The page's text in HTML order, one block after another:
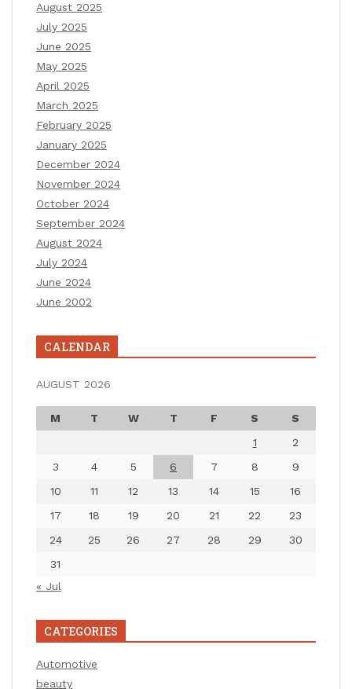
August 2025
July 2025
June 2025
May 2025
April 2025
March 2025
February 2025
January 2025
December 2024
November 2024
October 2024
September 2024
August 2024
July 2024
June 2024
June 2002
CALENDAR
AUGUST 2026
M T W T F S
S
1
2
3
4 5 6 7 8
9
10
11 12 13 14 15
16
17
18 19 20 21 22
23
24
25 26 27 28 29
30
31
« Jul
CATEGORIES
Automotive
beauty